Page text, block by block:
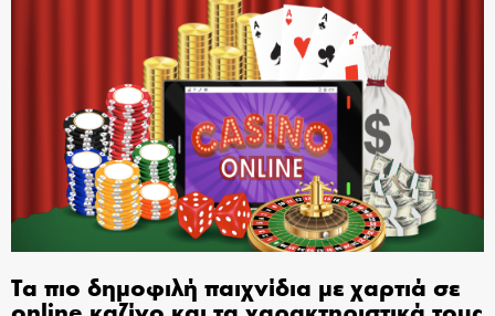
Τα πιο δημοφιλή παιχνίδια με χαρτιά σε